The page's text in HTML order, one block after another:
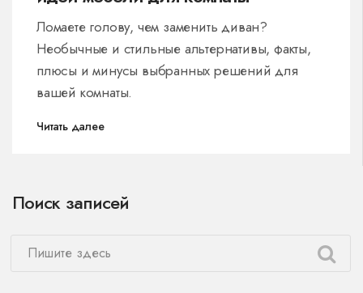
Ломаете голову, чем заменить диван?
Необычные и стильные альтернативы, факты,
плюсы и минусы выбранных решений для
вашей комнаты.
Читать далее
Поиск записей